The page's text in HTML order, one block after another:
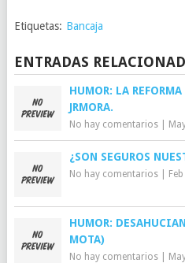
Etiquetas: Bancaja
ENTRADAS
HUMOR: LA
JRMORA.
No hay comentarios|
¿SON SEGUROS
No hay comentarios|
HUMOR:
MOTA)
No hay comentarios|